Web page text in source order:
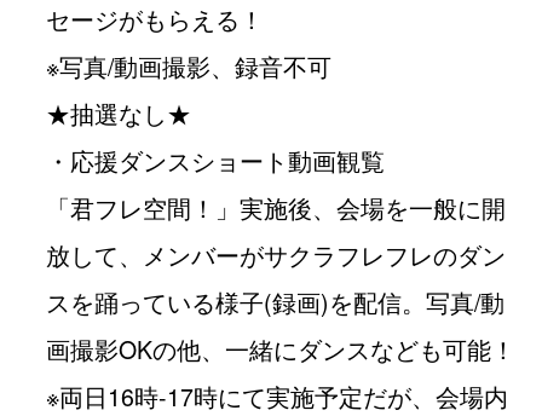
セージがもらえる！
※写真/動画撮影、録音不可
★抽選なし★
・応援ダンスショート動画観覧
「君フレ空間！」実施後、会場を一般に開
放して、メンバーがサクラフレフレのダン
スを踊っている様子(録画)を配信。写真/動
画撮影OKの他、一緒にダンスなども可能！
※両日16時-17時にて実施予定だが、会場内